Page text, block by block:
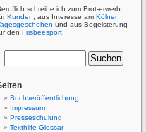
schreibe ich zum Brot-erwerb
Kunden , aus Interesse am Kölner
und aus Begeisterung
den Frisbeesport
Buchveröffentlichung
Impressum
Presseschulung
Texthilfe-Glossar